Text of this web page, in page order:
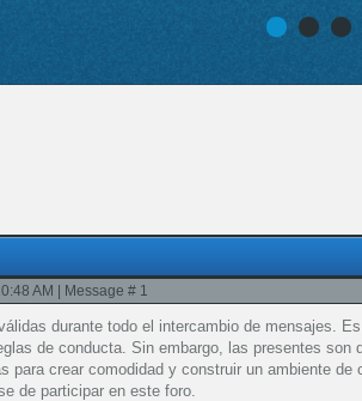
AM | Message # 1
durante todo el intercambio de mensajes.
de conducta. Sin embargo, las presentes son
para crear comodidad y construir un ambiente
de participar en este foro.